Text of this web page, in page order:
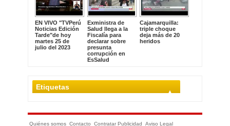
EN VIVO "TVPerú
Noticias Edición
Tarde"de hoy
martes 25 de
julio del 2023
Exministra de
Salud llega a la
Fiscalía para
declarar sobre
presunta
corrupción en
EsSalud
Cajamarquilla:
triple choque
deja más de 20
heridos
Etiquetas
Quiénes somos Contacto Contratar Publicidad Aviso Legal